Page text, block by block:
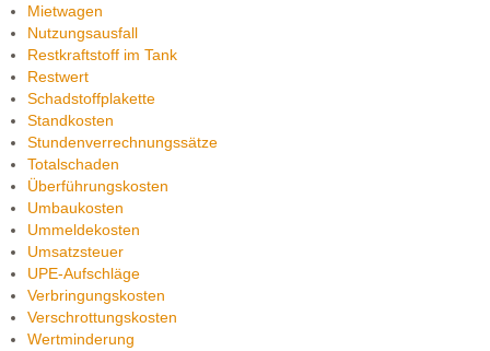
Mietwagen
Nutzungsausfall
Restkraftstoff im Tank
Restwert
Schadstoffplakette
Standkosten
Stundenverrechnungssätze
Totalschaden
Überführungskosten
Umbaukosten
Ummeldekosten
Umsatzsteuer
UPE-Aufschläge
Verbringungskosten
Verschrottungskosten
Wertminderung